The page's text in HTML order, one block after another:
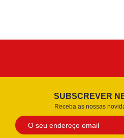
SUBSCREVER
Receba as nossas